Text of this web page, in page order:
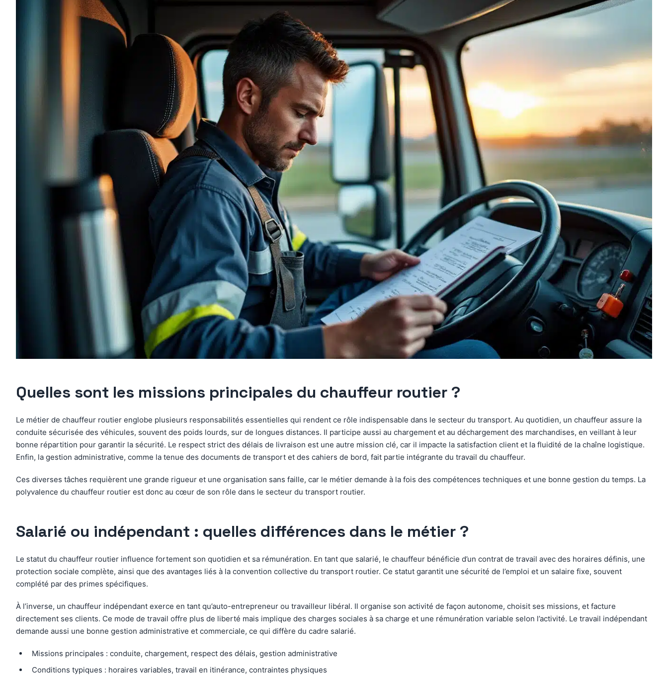
Quelles sont les missions principales du chauffeur routier ?
Le métier de chauffeur routier englobe plusieurs responsabilités essentielles qui rendent ce rôle indispensable dans le secteur du transport. Au quotidien, un chauffeur assure la
conduite sécurisée des véhicules, souvent des poids lourds, sur de longues distances. Il participe aussi au chargement et au déchargement des marchandises, en veillant à leur
bonne répartition pour garantir la sécurité. Le respect strict des délais de livraison est une autre mission clé, car il impacte la satisfaction client et la fluidité de la chaîne logistique.
Enfin, la gestion administrative, comme la tenue des documents de transport et des cahiers de bord, fait partie intégrante du travail du chauffeur.
Ces diverses tâches requièrent une grande rigueur et une organisation sans faille, car le métier demande à la fois des compétences techniques et une bonne gestion du temps. La
polyvalence du chauffeur routier est donc au cœur de son rôle dans le secteur du transport routier.
Salarié ou indépendant : quelles différences dans le métier ?
Le statut du chauffeur routier influence fortement son quotidien et sa rémunération. En tant que salarié, le chauffeur bénéficie d’un contrat de travail avec des horaires définis, une
protection sociale complète, ainsi que des avantages liés à la convention collective du transport routier. Ce statut garantit une sécurité de l’emploi et un salaire fixe, souvent
complété par des primes spécifiques.
À l’inverse, un chauffeur indépendant exerce en tant qu’auto-entrepreneur ou travailleur libéral. Il organise son activité de façon autonome, choisit ses missions, et facture
directement ses clients. Ce mode de travail offre plus de liberté mais implique des charges sociales à sa charge et une rémunération variable selon l’activité. Le travail indépendant
demande aussi une bonne gestion administrative et commerciale, ce qui diffère du cadre salarié.
Missions principales : conduite, chargement, respect des délais, gestion administrative
Conditions typiques : horaires variables, travail en itinérance, contraintes physiques